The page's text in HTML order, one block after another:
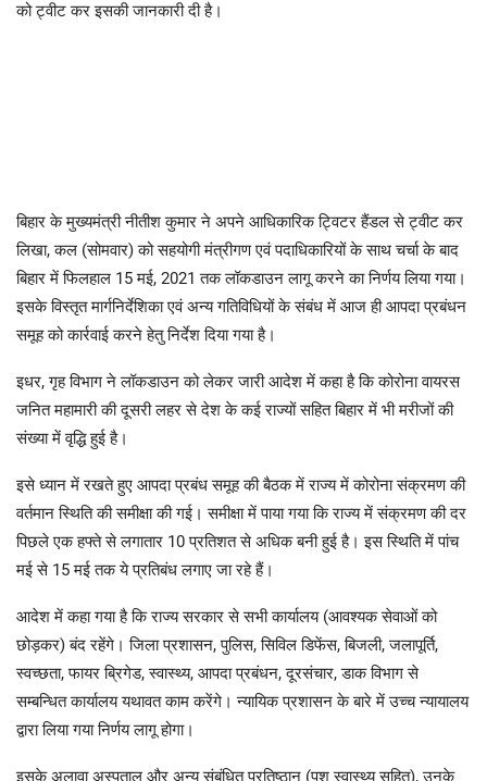
को ट्वीट कर इसकी जानकारी दी है।
बिहार के मुख्यमंत्री नीतीश कुमार ने अपने आधिकारिक ट्विटर हैंडल से ट्वीट कर
लिखा, कल (सोमवार) को सहयोगी मंत्रीगण एवं पदाधिकारियों के साथ चर्चा के बाद
बिहार में फिलहाल 15 मई, 2021 तक लॉकडाउन लागू करने का निर्णय लिया गया।
इसके विस्तृत मार्गनिर्देशिका एवं अन्य गतिविधियों के संबंध में आज ही आपदा प्रबंधन
समूह को कार्रवाई करने हेतु निर्देश दिया गया है।
इधर, गृह विभाग ने लॉकडाउन को लेकर जारी आदेश में कहा है कि कोरोना वायरस
जनित महामारी की दूसरी लहर से देश के कई राज्यों सहित बिहार में भी मरीजों की
संख्या में वृद्धि हुई है।
इसे ध्यान में रखते हुए आपदा प्रबंध समूह की बैठक में राज्य में कोरोना संक्रमण की
वर्तमान स्थिति की समीक्षा की गई। समीक्षा में पाया गया कि राज्य में संक्रमण की दर
पिछले एक हफ्ते से लगातार 10 प्रतिशत से अधिक बनी हुई है। इस स्थिति में पांच
मई से 15 मई तक ये प्रतिबंध लगाए जा रहे हैं।
आदेश में कहा गया है कि राज्य सरकार से सभी कार्यालय (आवश्यक सेवाओं को
छोड़कर) बंद रहेंगे। जिला प्रशासन, पुलिस, सिविल डिफेंस, बिजली, जलापूर्ति,
स्वच्छता, फायर ब्रिगेड, स्वास्थ्य, आपदा प्रबंधन, दूरसंचार, डाक विभाग से
सम्बन्धित कार्यालय यथावत काम करेंगे। न्यायिक प्रशासन के बारे में उच्च न्यायालय
द्वारा लिया गया निर्णय लागू होगा।
इसके अलावा अस्पताल और अन्य संबंधित प्रतिष्ठान (पशु स्वास्थ्य सहित), उनके